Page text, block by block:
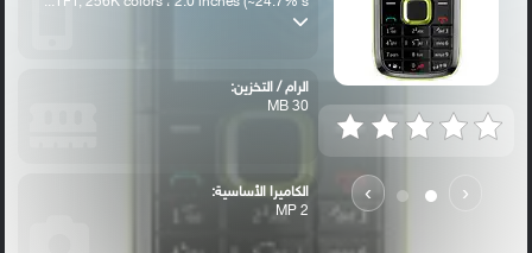
‹
›
الرام / التخزين:
30 MB
الكاميرا الأساسية:
2 MP